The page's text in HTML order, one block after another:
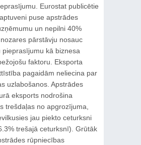
Eurostat publicētie
puse apstrādes
un nepilni 40%
pārstāvju nosauc
pieprasījumu kā biznesa
faktoru. Eksporta
pagaidām neliecina par
uzlabošanos. Apstrādes
eksports nodrošina
trešdaļas no apgrozījuma,
jau piekto ceturksni
trešajā ceturksnī). Grūtāk
rūpniecības